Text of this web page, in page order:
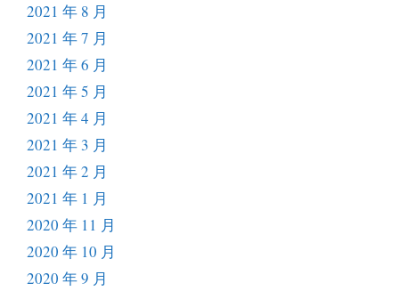
2021 年 8 月
2021 年 7 月
2021 年 6 月
2021 年 5 月
2021 年 4 月
2021 年 3 月
2021 年 2 月
2021 年 1 月
2020 年 11 月
2020 年 10 月
2020 年 9 月